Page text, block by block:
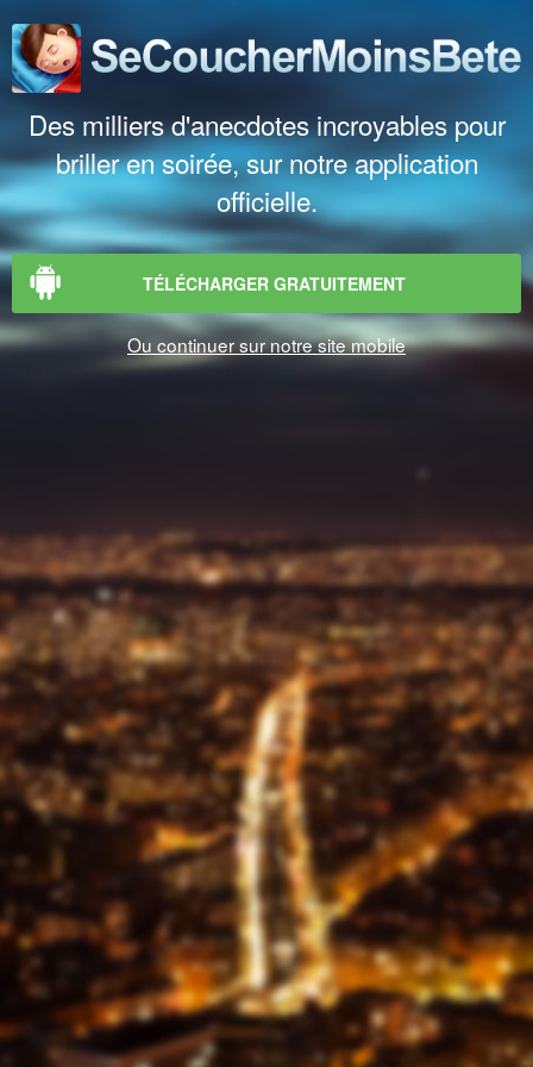
Des milliers d'anecdotes incroyables pour
briller en soirée, sur notre application
officielle.
TÉLÉCHARGER GRATUITEMENT
Ou continuer sur notre site mobile